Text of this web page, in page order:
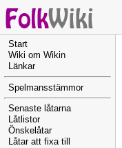
Start
Wiki om Wikin
Länkar
Spelmansstämmor
Senaste låtarna
Låtlistor
Önskelåtar
Låtar att fixa till